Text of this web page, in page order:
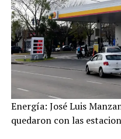
Energía: José Luis
quedaron con las